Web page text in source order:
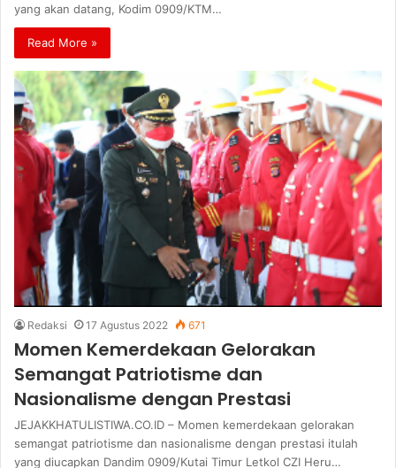
yang akan datang, Kodim 0909/KTM…
Read More »
Redaksi 17 Agustus 2022 671
Momen Kemerdekaan Gelorakan
Semangat Patriotisme dan
Nasionalisme dengan Prestasi
JEJAKKHATULISTIWA.CO.ID – Momen kemerdekaan gelorakan
semangat patriotisme dan nasionalisme dengan prestasi itulah
yang diucapkan Dandim 0909/Kutai Timur Letkol CZI Heru…